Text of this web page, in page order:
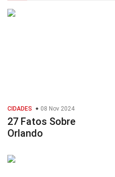
CIDADES 08 Nov 2024
27 Fatos Sobre
Orlando